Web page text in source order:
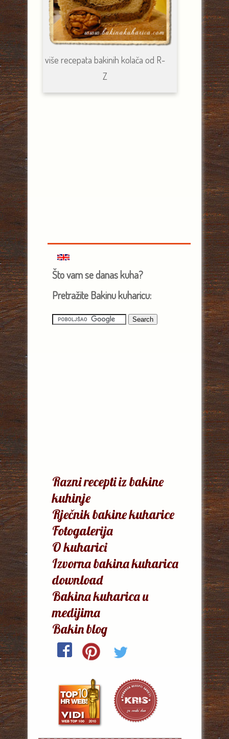
više recepata bakinih kolača od R-
Z
Što vam se danas kuha?
Pretražite Bakinu kuharicu:
Razni recepti iz bakine
kuhinje
Rječnik bakine kuharice
Fotogalerija
O kuharici
Izvorna bakina kuharica
download
Bakina kuharica u
medijima
Bakin blog